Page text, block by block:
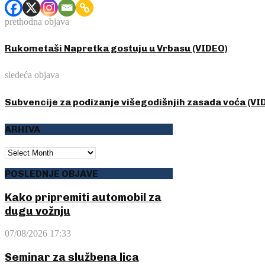
prethodna objava
Rukometaši Napretka gostuju u Vrbasu (VIDEO)
sledeća objava
Subvencije za podizanje višegodišnjih zasada voća
ARHIVA
ARHIVA
POSLEDNJE OBJAVE
Kako pripremiti automobil za
dugu vožnju
07/08/2026 17:33
Seminar za službena lica